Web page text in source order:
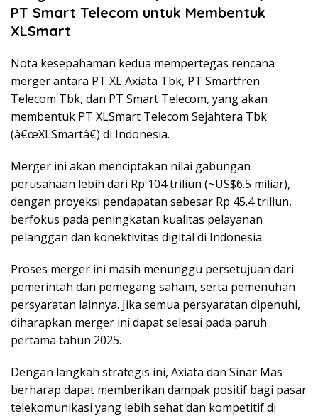
PT Smart Telecom untuk Membentuk
XLSmart
Nota kesepahaman kedua mempertegas rencana
merger antara PT XL Axiata Tbk, PT Smartfren
Telecom Tbk, dan PT Smart Telecom, yang akan
membentuk PT XLSmart Telecom Sejahtera Tbk
(â€œXLSmartâ€) di Indonesia.
Merger ini akan menciptakan nilai gabungan
perusahaan lebih dari Rp 104 triliun (~US$6.5 miliar),
dengan proyeksi pendapatan sebesar Rp 45.4 triliun,
berfokus pada peningkatan kualitas pelayanan
pelanggan dan konektivitas digital di Indonesia.
Proses merger ini masih menunggu persetujuan dari
pemerintah dan pemegang saham, serta pemenuhan
persyaratan lainnya. Jika semua persyaratan dipenuhi,
diharapkan merger ini dapat selesai pada paruh
pertama tahun 2025.
Dengan langkah strategis ini, Axiata dan Sinar Mas
berharap dapat memberikan dampak positif bagi pasar
telekomunikasi yang lebih sehat dan kompetitif di